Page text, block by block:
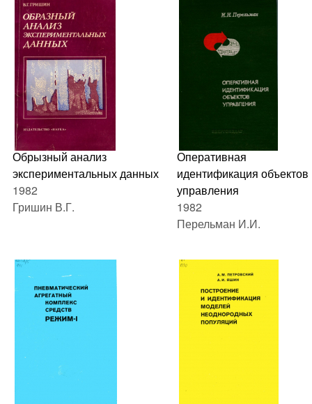
Обрызный анализ
экспериментальных данных
1982
Гришин В.Г.
Оперативная
идентификация объектов
управления
1982
Перельман И.И.